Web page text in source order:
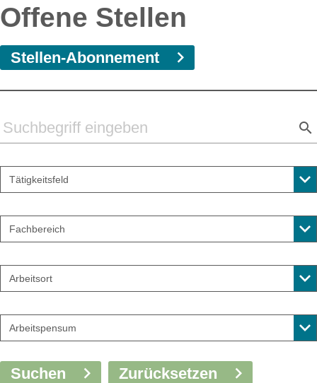
Offene Stellen
Stellen-Abonnement
Tätigkeitsfeld
Fachbereich
Arbeitsort
Arbeitspensum
Suchen Zurücksetzen